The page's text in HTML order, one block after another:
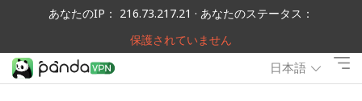
あなたのIP： 216.73.217.21 · あなたのステータス：
保護されていません
日本語